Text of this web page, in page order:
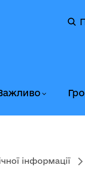
інформації